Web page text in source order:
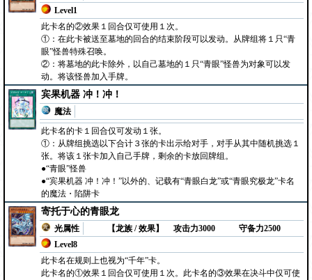
Level1
此卡名的②效果１回合仅可使用１次。
①：在此卡被送至墓地的回合的结束阶段可以发动。从牌组将１只“青
眼”怪兽特殊召唤。
②：将墓地的此卡除外，以自己墓地的１只“青眼”怪兽为对象可以发
动。将该怪兽加入手牌。
宾果机器 冲！冲！
魔法
此卡名的卡１回合仅可发动１张。
①：从牌组挑选以下合计３张的卡出示给对手，对手从其中随机挑选１
张。将该１张卡加入自己手牌，剩余的卡放回牌组。
●“青眼”怪兽
●“宾果机器 冲！冲！”以外的、记载有“青眼白龙”或“青眼究极龙”卡名
的魔法・陷阱卡
寄托于心的青眼龙
光属性
【龙族 / 效果】
Level8
攻击力3000 守备力2500
此卡名在规则上也视为“千年”卡。
此卡名的①效果１回合仅可使用１次。此卡名的③效果在决斗中仅可使